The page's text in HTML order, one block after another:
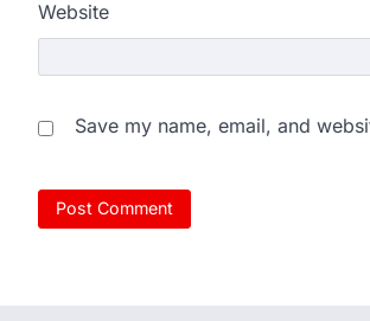
Website
Save my name, email, and